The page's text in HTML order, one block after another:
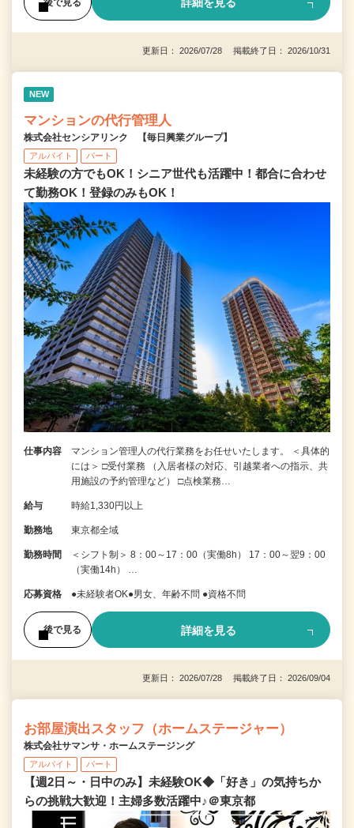
詳細を見る
更新日： 2026/07/28 掲載終了日： 2026/10/31
NEW
マンションの代行管理人
株式会社センシアリンク 【毎日興業グループ】
アルバイト パート
未経験の方でもOK！シニア世代も活躍中！都合に合わせ
て勤務OK！登録のみもOK！
仕事内容
マンション管理人の代行業務をお任せいたします。 ＜具体的
には＞ □受付業務 （入居者様の対応、引越業者への指示、共
用施設の予約管理など） □点検業務…
給与 時給1,330円以上
勤務地 東京都全域
勤務時間
＜シフト制＞ 8：00～17：00（実働8h） 17：00～翌9：00
（実働14h） …
応募資格 ●未経験者OK●男女、年齢不問 ●資格不問
後で見る 詳細を見る
更新日： 2026/07/28 掲載終了日： 2026/09/04
お部屋演出スタッフ（ホームステージャー）
株式会社サマンサ・ホームステージング
アルバイト パート
【週2日～・日中のみ】未経験OK◆「好き」の気持ちか
らの挑戦大歓迎！主婦多数活躍中♪＠東京都